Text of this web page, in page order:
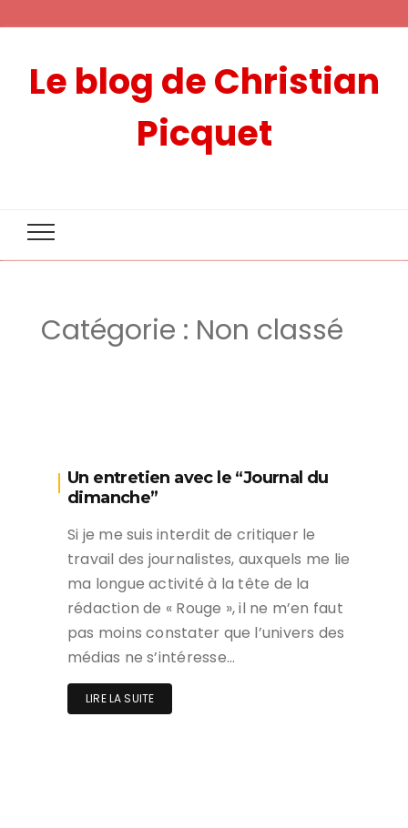
Le blog de Christian
Picquet
Catégorie : Non classé
Un entretien avec le “Journal du
dimanche”
Si je me suis interdit de critiquer le
travail des journalistes, auxquels me lie
ma longue activité à la tête de la
rédaction de « Rouge », il ne m’en faut
pas moins constater que l’univers des
médias ne s’intéresse…
LIRE LA SUITE